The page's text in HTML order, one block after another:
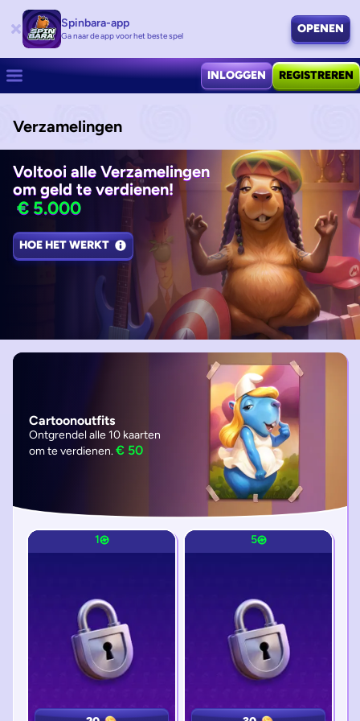
Spinbara-app
Ga naar de app voor het beste spel
OPENEN
INLOGGEN REGISTREREN
Verzamelingen
Voltooi alle Verzamelingen
om geld te verdienen!
€ 5.000
HOE HET WERKT
Cartoonoutfits
Ontgrendel alle 10 kaarten
om te verdienen.€ 50
1
1 5
5